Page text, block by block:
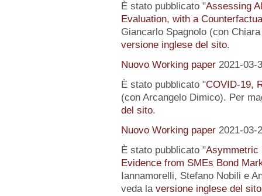
È stato pubblicato "Assessing
Evaluation, with a
Giancarlo Spagnolo (con
versione inglese del sito.
Nuovo Working paper 2021-03-
È stato pubblicato "COVID-19,
(con Arcangelo Dimico). Per
del sito.
Nuovo Working paper 2021-03-
È stato pubblicato "Asymmetric
Evidence from SMEs Bond
Iannamorelli, Stefano Nobili e
veda la versione inglese del sito